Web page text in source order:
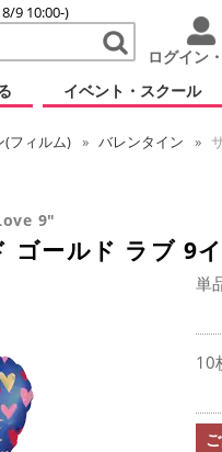
9 10:00-)
ログイン
イベント・スクール
(フィルム) バレンタイン
9"
ゴールド ラブ 9
単
10